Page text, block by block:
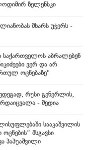
ზელენსკი
მხარს უჭერს -
საქართველოს აბრალებენ
ვერ და არ
ოცნებაზე"
რუსი გენერლის,
- მედია
სააკაშვილის
მსგავსი